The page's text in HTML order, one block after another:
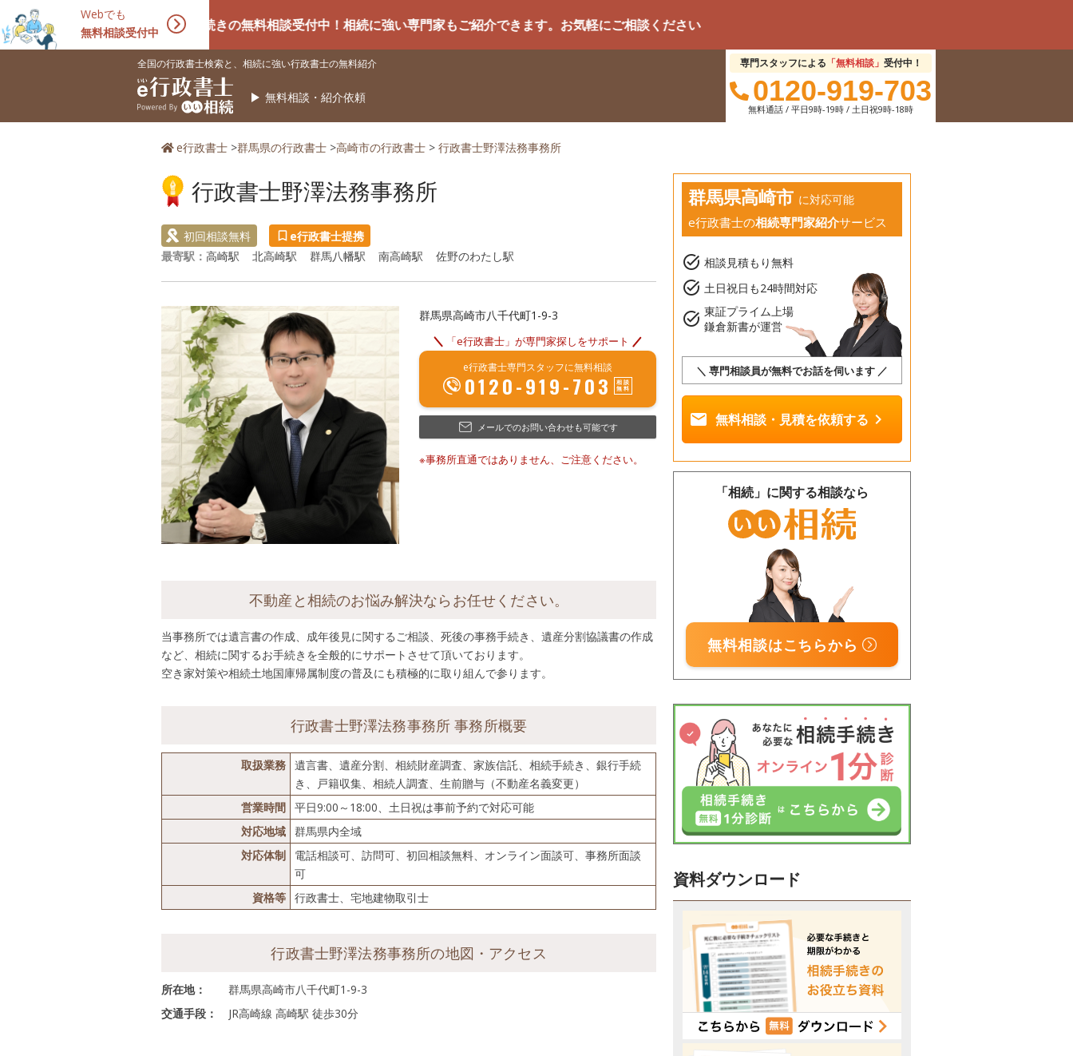
Webでも
無料相談受付中
相続手続きの無料相談受付中！相続に強い専門家もご紹介できます。お気軽にご相談ください
全国の行政書士検索と、相続に強い行政書士の無料紹介
無料相談・紹介依頼
専門スタッフによる 「無料相談」 受付中！
0120-919-703
無料通話 / 平日9時-19時 / 土日祝9時-18時
e行政書士 >群馬県の行政書士 >高崎市の行政書士 > 行政書士野澤法務事務所
行政書士野澤法務事務所
初回相談無料
e行政書士提携
最寄駅： 高崎駅 北高崎駅 群馬八幡駅 南高崎駅 佐野のわたし駅
群馬県高崎市八千代町1-9-3
「e行政書士」が専門家探しをサポート
e行政書士専門スタッフに無料相談
0120-919-703
メールでのお問い合わせも可能です
※事務所直通ではありません、ご注意ください。
不動産と相続のお悩み解決ならお任せください。
当事務所では遺言書の作成、成年後見に関するご相談、死後の事務手続き、遺産分割協議書の作成
など、相続に関するお手続きを全般的にサポートさせて頂いております。
空き家対策や相続土地国庫帰属制度の普及にも積極的に取り組んで参ります。
行政書士野澤法務事務所 事務所概要
取扱業務 遺言書、遺産分割、相続財産調査、家族信託、相続手続き、銀行手続
き、戸籍収集、相続人調査、生前贈与（不動産名義変更）
営業時間 平日9:00～18:00、土日祝は事前予約で対応可能
対応地域 群馬県内全域
対応体制
電話相談可、訪問可、初回相談無料、オンライン面談可、事務所面談
可
資格等 行政書士、宅地建物取引士
行政書士野澤法務事務所の地図・アクセス
所在地：
群馬県高崎市八千代町1-9-3
交通手段：
JR高崎線 高崎駅 徒歩30分
群馬県高崎市 に対応可能
e行政書士の相続専門家紹介サービス
task_alt 相談見積もり無料
task_alt 土日祝日も24時間対応
task_alt 東証プライム上場
鎌倉新書が運営
＼ 専門相談員が無料でお話を伺います ／
mail 無料相談・見積を依頼する chevron_right
「相続」に関する相談なら
無料相談はこちらから
資料ダウンロード